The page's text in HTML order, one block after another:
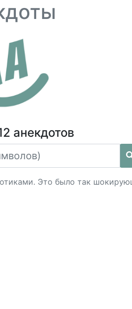
анекдотов
Это было так